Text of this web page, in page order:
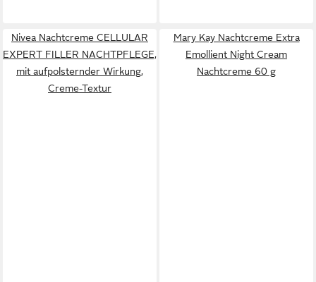
Nivea Nachtcreme CELLULAR
EXPERT FILLER NACHTPFLEGE,
mit aufpolsternder Wirkung,
Creme-Textur
Mary Kay Nachtcreme Extra
Emollient Night Cream
Nachtcreme 60 g